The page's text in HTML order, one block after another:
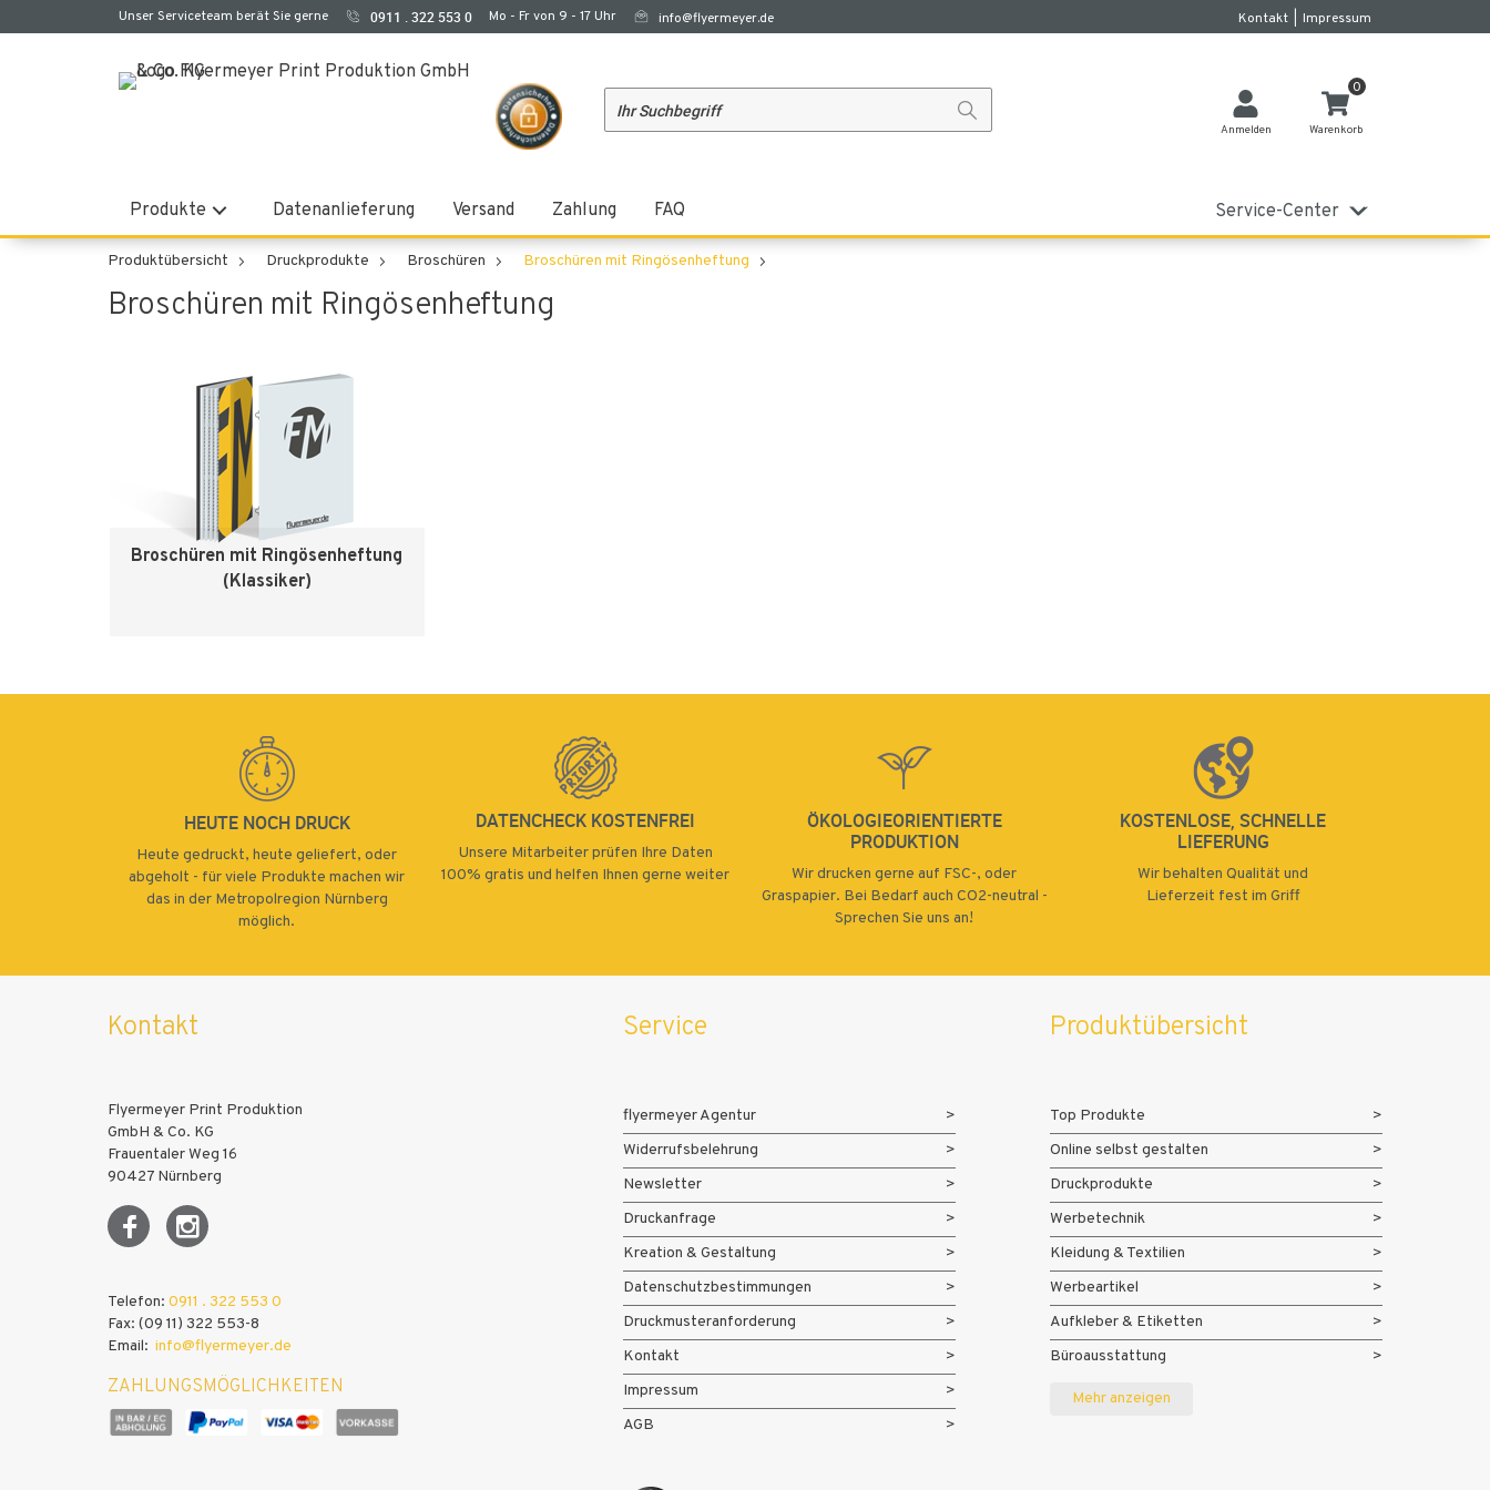
Unser Serviceteam berät Sie gerne 0911 . 322 553 0 Mo - Fr von 9 - 17 Uhr info@flyermeyer.de Kontakt Impressum
Anmelden
0
Warenkorb
Produkte Datenanlieferung Versand Zahlung FAQ Service-Center
Produktübersicht Druckprodukte Broschüren Broschüren mit Ringösenheftung
Broschüren mit Ringösenheftung
Broschüren mit Ringösenheftung
(Klassiker)
HEUTE NOCH DRUCK
Heute gedruckt, heute geliefert, oder
abgeholt - für viele Produkte machen wir
das in der Metropolregion Nürnberg
möglich.
DATENCHECK KOSTENFREI
Unsere Mitarbeiter prüfen Ihre Daten
100% gratis und helfen Ihnen gerne weiter
ÖKOLOGIEORIENTIERTE
PRODUKTION
Wir drucken gerne auf FSC-, oder
Graspapier. Bei Bedarf auch CO2-neutral -
Sprechen Sie uns an!
KOSTENLOSE, SCHNELLE
LIEFERUNG
Wir behalten Qualität und
Lieferzeit fest im Griff
Kontakt
Flyermeyer Print Produktion
GmbH & Co. KG
Frauentaler Weg 16
90427 Nürnberg
Telefon: 0911 . 322 553 0
Fax: (09 11) 322 553-8
Email: info@flyermeyer.de
ZAHLUNGSMÖGLICHKEITEN
Produktübersicht
Top Produkte
Online selbst gestalten
Druckprodukte
Werbetechnik
Kleidung & Textilien
Werbeartikel
Aufkleber & Etiketten
Büroausstattung
Messe- und Eventmaterialien
Mehr anzeigen
Service
flyermeyer Agentur
Widerrufsbelehrung
Newsletter
Druckanfrage
Kreation & Gestaltung
Datenschutzbestimmungen
Druckmusteranforderung
Kontakt
Impressum
AGB